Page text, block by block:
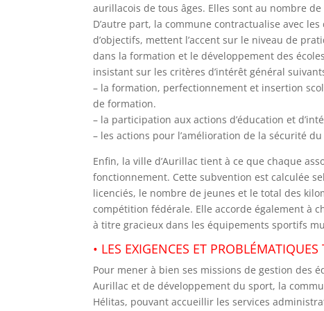
aurillacois de tous âges. Elles sont au nombre
D’autre part, la commune contractualise avec
d’objectifs, mettent l’accent sur le niveau de
dans la formation et le développement des
insistant sur les critères d’intérêt général
– la formation, perfectionnement et insertion
de formation.
– la participation aux actions d’éducation et
– les actions pour l’amélioration de la sécurité
Enfin, la ville d’Aurillac tient à ce que chaque
fonctionnement. Cette subvention est calculée
licenciés, le nombre de jeunes et le total des
compétition fédérale. Elle accorde également à
à titre gracieux dans les équipements sportifs
• LES EXIGENCES ET
Pour mener à bien ses missions de gestion des
Aurillac et de développement du sport, la
Hélitas, pouvant accueillir les services